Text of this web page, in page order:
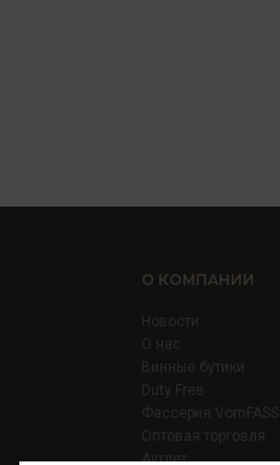
О КОМПАНИИ
Новости
О нас
Винные бутики
Duty Free
Фассерия VomFASS
Оптовая торговля
Аутлет